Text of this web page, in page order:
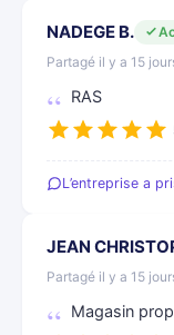
NADEGE B.
Partagé il y a 15
RAS
L’entreprise a
JEAN
Partagé il y a 15
Magasin